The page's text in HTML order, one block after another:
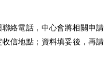
絡電話，中心會將相關申請
信地點；資料填妥後，再請